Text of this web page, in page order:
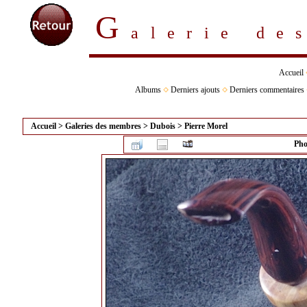
Galerie
Accueil
Albums
Derniers ajouts Derniers commentaires
Accueil > Galeries des membres > Dubois > Pierre Morel